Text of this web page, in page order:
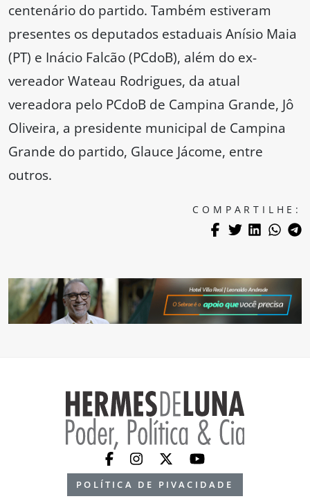
centenário do partido. Também estiveram
presentes os deputados estaduais Anísio Maia
(PT) e Inácio Falcão (PCdoB), além do ex-
vereador Wateau Rodrigues, da atual
vereadora pelo PCdoB de Campina Grande, Jô
Oliveira, a presidente municipal de Campina
Grande do partido, Glauce Jácome, entre
outros.
COMPARTILHE:
POLÍTICA DE PIVACIDADE